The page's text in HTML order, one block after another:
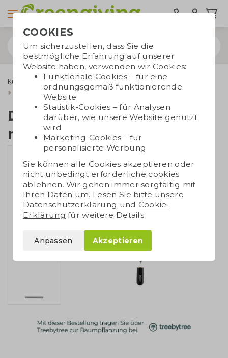
Kugelschreiber
Recycelte Kugelschreiber
Dual-Stift aus recyceltem Aluminum
Dual-Stift aus
recyceltem Aluminum
COOKIES
Um sicherzustellen, dass Sie die
bestmögliche Erfahrung auf unserer
Website haben, verwenden wir Cookies:
Funktionale Cookies – für eine
ordnungsgemäß funktionierende
Website
Statistik-Cookies – für Analysen
darüber, wie unsere Website genutzt
wird
Marketing-Cookies – für
personalisierte Werbung
Sie können alle Cookies akzeptieren oder
nicht unbedingt erforderliche cookies
ablehnen. Wir gehen immer sorgfältig mit
Ihren Daten um. Lesen Sie bitte unsere
Datenschutzerklärung und Cookie-
Erklärung für weitere Details.
Anpassen Akzeptieren